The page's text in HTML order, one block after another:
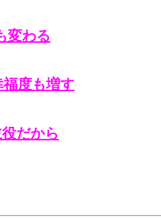
変わる
度も増す
だから